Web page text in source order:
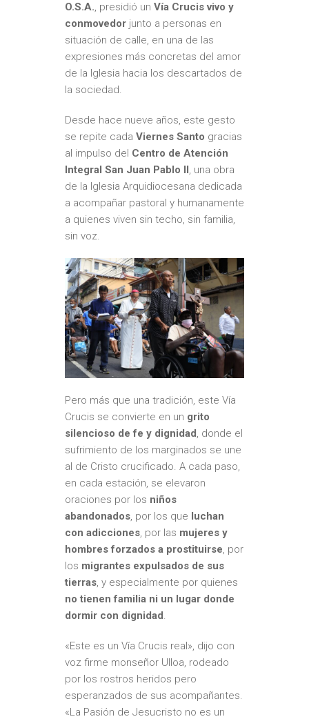
O.S.A., presidió un Vía Crucis vivo y
conmovedor junto a personas en
situación de calle, en una de las
expresiones más concretas del amor
de la Iglesia hacia los descartados de
la sociedad.
Desde hace nueve años, este gesto
se repite cada Viernes Santo gracias
al impulso del Centro de Atención
Integral San Juan Pablo II , una obra
de la Iglesia Arquidiocesana dedicada
a acompañar pastoral y humanamente
a quienes viven sin techo, sin familia,
sin voz.
Pero más que una tradición, este Vía
Crucis se convierte en un grito
silencioso de fe y dignidad, donde el
sufrimiento de los marginados se une
al de Cristo crucificado. A cada paso,
en cada estación, se elevaron
oraciones por los niños
abandonados, por los que luchan
con adicciones, por las mujeres y
hombres forzados a prostituirse, por
los migrantes expulsados de sus
tierras, y especialmente por quienes
no tienen familia ni un lugar donde
dormir con dignidad.
«Este es un Vía Crucis real», dijo con
voz firme monseñor Ulloa, rodeado
por los rostros heridos pero
esperanzados de sus acompañantes.
«La Pasión de Jesucristo no es un